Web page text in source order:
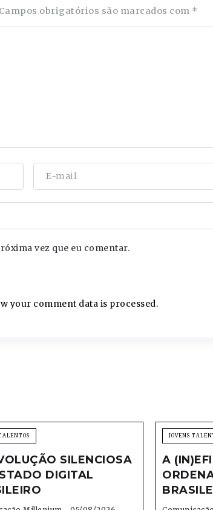
Campos obrigatórios são marcados com *
vez que eu comentar.
your comment data is processed.
SILENCIOSA
DIGITAL
JOVENS
A